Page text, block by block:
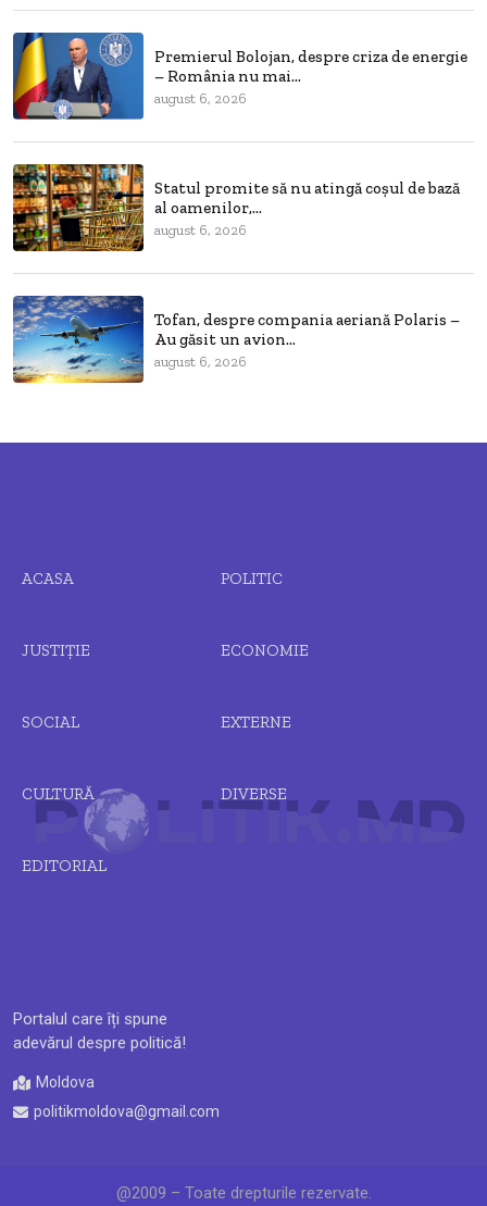
Premierul Bolojan, despre criza de energie
– România nu mai...
august 6, 2026
Statul promite să nu atingă coșul de bază
al oamenilor,...
august 6, 2026
Tofan, despre compania aeriană Polaris –
Au găsit un avion...
august 6, 2026
Portalul care îți spune
adevărul despre politică!
Moldova
politikmoldova@gmail.com
ACASA POLITIC
JUSTIȚIE ECONOMIE
SOCIAL EXTERNE
CULTURĂ DIVERSE
EDITORIAL
@2009 – Toate drepturile rezervate.